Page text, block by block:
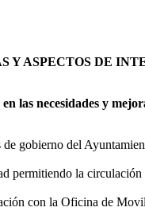
Y ASPECTOS DE
las necesidades y
gobierno del
permitiendo la
con la Oficina de